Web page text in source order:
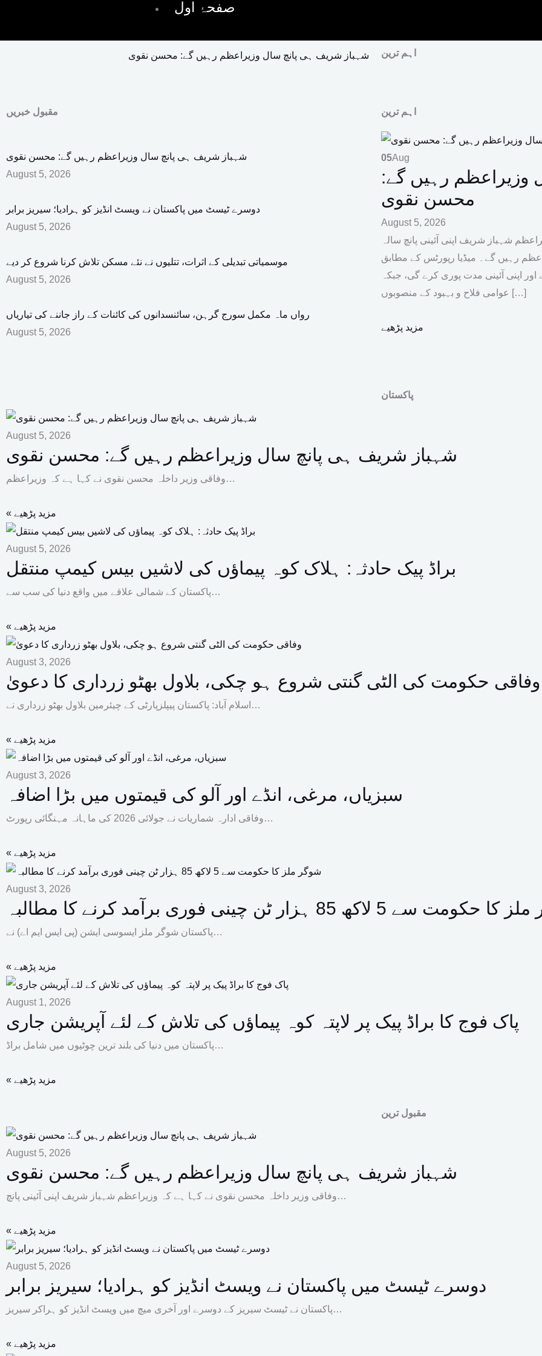
صفحۂ اول
شہباز شریف ہی پانچ سال وزیراعظم رہیں گے: محسن نقوی اہم ترین
مقبول خبریں
شہباز شریف ہی پانچ سال وزیراعظم رہیں گے: محسن نقوی
August 5, 2026
دوسرے ٹیسٹ میں پاکستان نے ویسٹ انڈیز کو ہرادیا؛ سیریز برابر
August 5, 2026
موسمیاتی تبدیلی کے اثرات، تتلیوں نے نئے مسکن تلاش کرنا شروع کر دیے
August 5, 2026
رواں ماہ مکمل سورج گرہن، سائنسدانوں کی کائنات کے راز جاننے کی تیاریاں
August 5, 2026
اہم ترین
05Aug
وزیراعظم رہیں گے:
محسن نقوی
August 5, 2026
شہباز شریف اپنی آئینی پانچ سالہ
رہیں گے۔ میڈیا رپورٹس کے مطابق
اپنی آئینی مدت پوری کرے گی، جبکہ
عوامی فلاح و بہبود کے منصوبوں […]
مزید پڑھیے
پاکستان
August 5, 2026
شہباز شریف ہی پانچ سال وزیراعظم رہیں گے: محسن نقوی
وفاقی وزیر داخلہ محسن نقوی نے کہا ہے کہ وزیراعظم…
« مزید پڑھیے
August 5, 2026
براڈ پیک حادثہ: ہلاک کوہ پیماؤں کی لاشیں بیس کیمپ منتقل
پاکستان کے شمالی علاقے میں واقع دنیا کی سب سے…
« مزید پڑھیے
August 3, 2026
وفاقی حکومت کی الٹی گنتی شروع ہو چکی، بلاول بھٹو زرداری کا دعویٰ
اسلام آباد: پاکستان پیپلزپارٹی کے چیئرمین بلاول بھٹو زرداری نے…
« مزید پڑھیے
August 3, 2026
سبزیاں، مرغی، انڈے اور آلو کی قیمتوں میں بڑا اضافہ
وفاقی ادارہ شماریات نے جولائی 2026 کی ماہانہ مہنگائی رپورٹ…
« مزید پڑھیے
August 3, 2026
سے 5 لاکھ 85 ہزار ٹن چینی فوری برآمد کرنے کا مطالبہ
پاکستان شوگر ملز ایسوسی ایشن (پی ایس ایم اے) نے…
« مزید پڑھیے
August 1, 2026
پاک فوج کا براڈ پیک پر لاپتہ کوہ پیماؤں کی تلاش کے لئے آپریشن جاری
پاکستان میں دنیا کی بلند ترین چوٹیوں میں شامل براڈ…
« مزید پڑھیے
مقبول ترین
August 5, 2026
شہباز شریف ہی پانچ سال وزیراعظم رہیں گے: محسن نقوی
وفاقی وزیر داخلہ محسن نقوی نے کہا ہے کہ وزیراعظم شہباز شریف اپنی آئینی پانچ…
« مزید پڑھیے
August 5, 2026
دوسرے ٹیسٹ میں پاکستان نے ویسٹ انڈیز کو ہرادیا؛ سیریز برابر
پاکستان نے ٹیسٹ سیریز کے دوسرے اور آخری میچ میں ویسٹ انڈیز کو ہراکر سیریز…
« مزید پڑھیے